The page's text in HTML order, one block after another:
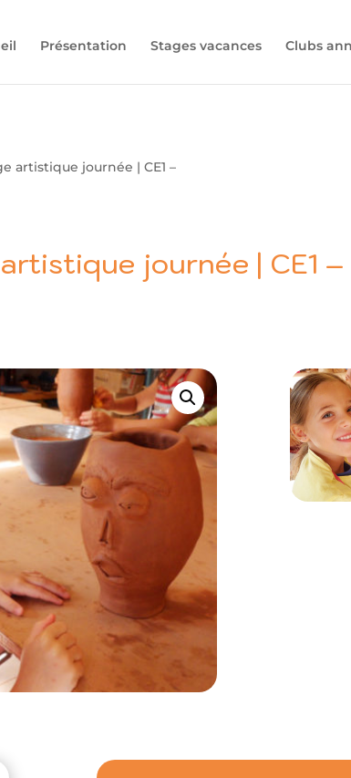
Présentation Stages vacances Clubs
artistique journée | CE1 –
journée | CE1 –